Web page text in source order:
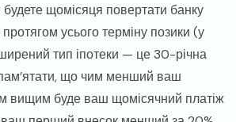
будете щомісяця повертати банку
усього терміну позики (у
тип іпотеки — це 30-річна
що чим менший ваш
вищим буде ваш щомісячний платіж